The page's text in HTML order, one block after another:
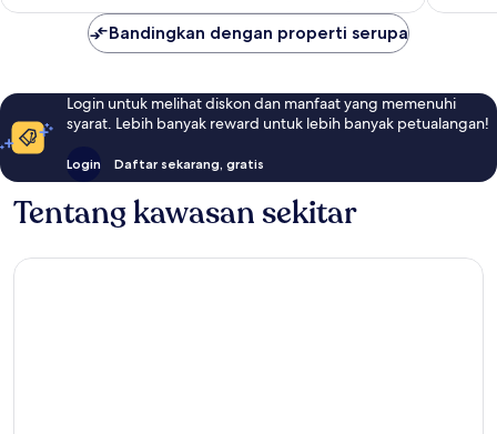
Bandingkan dengan properti serupa
Login untuk melihat diskon dan manfaat yang memenuhi
syarat. Lebih banyak reward untuk lebih banyak petualangan!
Login Daftar sekarang, gratis
Tentang kawasan sekitar